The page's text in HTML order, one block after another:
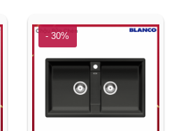
- 30%